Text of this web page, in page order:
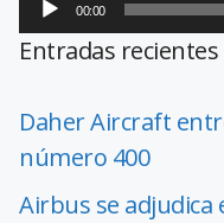
00:00
Entradas recientes
Daher Aircraft
número 400
Airbus se adjudica